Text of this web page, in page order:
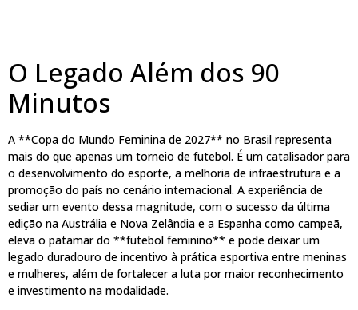
O Legado Além dos 90
Minutos
A **Copa do Mundo Feminina de 2027** no Brasil representa
mais do que apenas um torneio de futebol. É um catalisador para
o desenvolvimento do esporte, a melhoria de infraestrutura e a
promoção do país no cenário internacional. A experiência de
sediar um evento dessa magnitude, com o sucesso da última
edição na Austrália e Nova Zelândia e a Espanha como campeã,
eleva o patamar do **futebol feminino** e pode deixar um
legado duradouro de incentivo à prática esportiva entre meninas
e mulheres, além de fortalecer a luta por maior reconhecimento
e investimento na modalidade.